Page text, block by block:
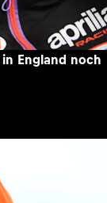
England noch